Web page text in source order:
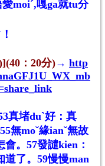
moiˊ,嘎ga就tu分
：20分)→ http
真堵duˋ好：真
無moˇ緣ianˇ無故
。57發譴kien：
道了。59慢慢man